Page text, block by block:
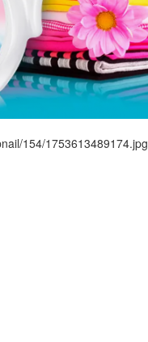
154/1753613489174.jpg